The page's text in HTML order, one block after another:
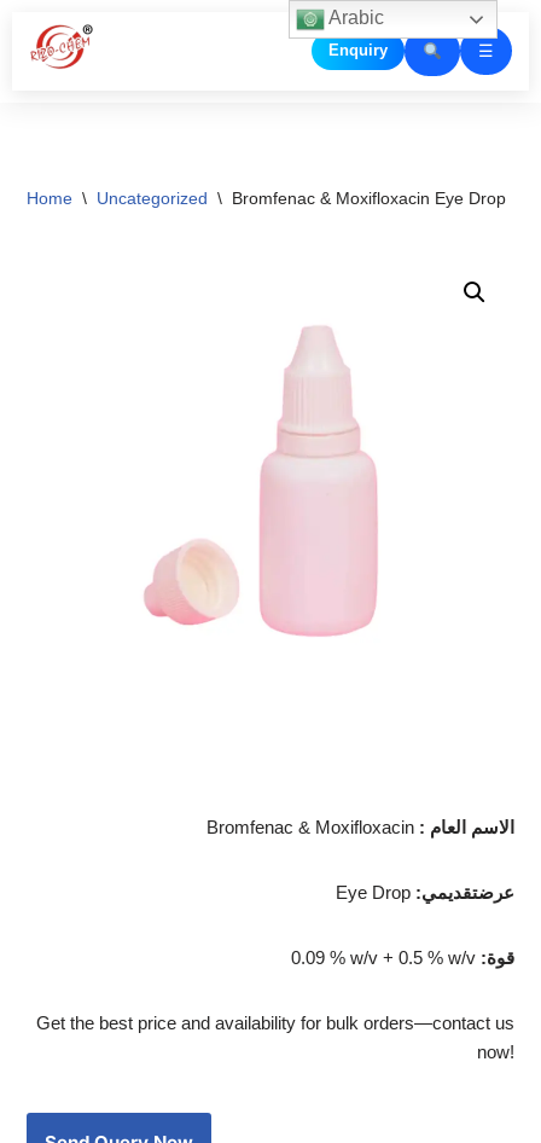
Skip
Enquiry ☰
Home \ Uncategorized \ Bromfenac & Moxifloxacin Eye Drop
Bromfenac & Moxifloxacin : الاسم العام
Eye Drop :عرضتقديمي
0.09 % w/v + 0.5 % w/v :قوة
Get the best price and availability for bulk orders—contact us
now!
Arabic